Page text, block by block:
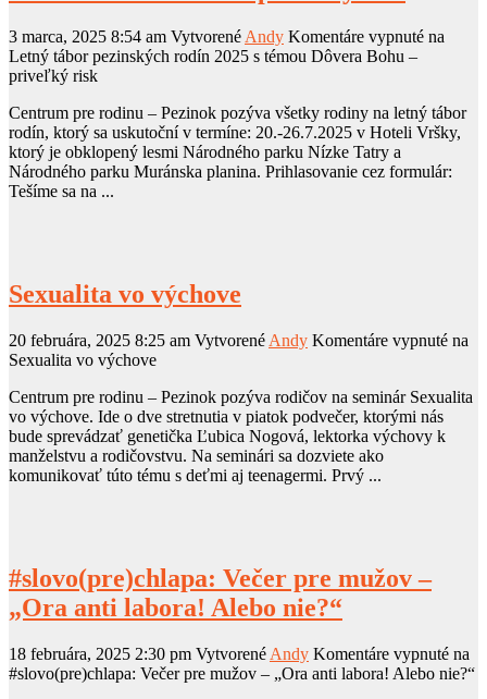
3 marca, 2025 8:54 am Vytvorené Andy Komentáre vypnuté na
Letný tábor pezinských rodín 2025 s témou Dôvera Bohu –
priveľký risk
Centrum pre rodinu – Pezinok pozýva všetky rodiny na letný tábor
rodín, ktorý sa uskutoční v termíne: 20.-26.7.2025 v Hoteli Vršky,
ktorý je obklopený lesmi Národného parku Nízke Tatry a
Národného parku Muránska planina. Prihlasovanie cez formulár:
Tešíme sa na ...
Sexualita vo výchove
20 februára, 2025 8:25 am Vytvorené Andy Komentáre vypnuté na
Sexualita vo výchove
Centrum pre rodinu – Pezinok pozýva rodičov na seminár Sexualita
vo výchove. Ide o dve stretnutia v piatok podvečer, ktorými nás
bude sprevádzať genetička Ľubica Nogová, lektorka výchovy k
manželstvu a rodičovstvu. Na seminári sa dozviete ako
komunikovať túto tému s deťmi aj teenagermi. Prvý ...
#slovo(pre)chlapa: Večer pre mužov –
„Ora anti labora! Alebo nie?“
18 februára, 2025 2:30 pm Vytvorené Andy Komentáre vypnuté na
#slovo(pre)chlapa: Večer pre mužov – „Ora anti labora! Alebo nie?“